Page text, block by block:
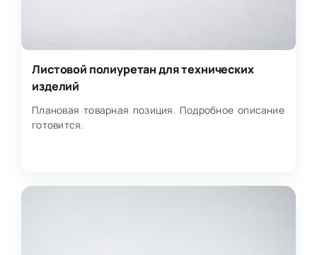
Листовой полиуретан для технических
изделий
Плановая товарная позиция. Подробное описание
готовится.